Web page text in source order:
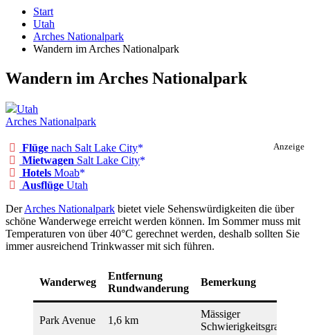
Start
Utah
Arches Nationalpark
Wandern im Arches Nationalpark
Wandern im Arches Nationalpark
Utah
Arches Nationalpark
Anzeige
Flüge nach Salt Lake City
Mietwagen Salt Lake City
Hotels Moab
Ausflüge Utah
DerArches Nationalpark bietet viele Sehenswürdigkeiten die über
schöne Wanderwege erreicht werden können. Im Sommer muss mit
Temperaturen von über 40°C gerechnet werden, deshalb sollten Sie
immer ausreichend Trinkwasser mit sich führen.
Wanderweg
Entfernung
Rundwanderung
Bemerkung
Park Avenue 1,6 km
Mässiger
Schwierigkeitsgrad